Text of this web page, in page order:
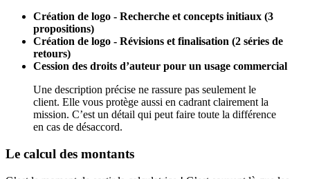
Création de logo - Recherche et concepts initiaux (3
propositions)
Création de logo - Révisions et finalisation (2 séries de
retours)
Cession des droits d’auteur pour un usage commercial
Une description précise ne rassure pas seulement le
client. Elle vous protège aussi en cadrant clairement la
mission. C’est un détail qui peut faire toute la différence
en cas de désaccord.
Le calcul des montants